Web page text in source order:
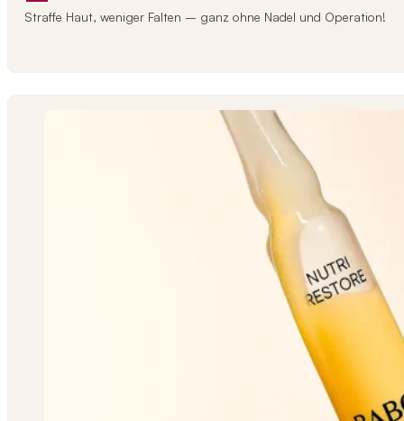
Straffe Haut, weniger Falten – ganz ohne Nadel und Operation!